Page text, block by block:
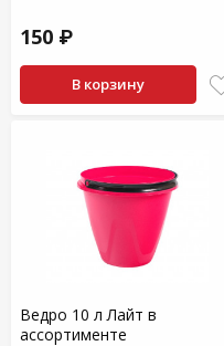
150 ₽
В корзину
Ведро 10 л Лайт в
ассортименте